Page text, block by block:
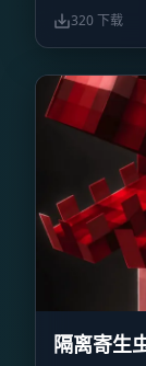
炮、防毒面
320 下载
隔离寄生